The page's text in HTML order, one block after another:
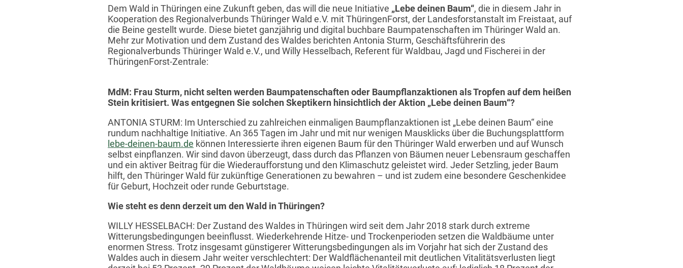
Dem Wald in Thüringen eine Zukunft geben, das will die neue Initiative „Lebe deinen Baum“, die in diesem Jahr in
Kooperation des Regionalverbunds Thüringer Wald e.V. mit ThüringenForst, der Landesforstanstalt im Freistaat, auf
die Beine gestellt wurde. Diese bietet ganzjährig und digital buchbare Baumpatenschaften im Thüringer Wald an.
Mehr zur Motivation und dem Zustand des Waldes berichten Antonia Sturm, Geschäftsführerin des
Regionalverbunds Thüringer Wald e.V., und Willy Hesselbach, Referent für Waldbau, Jagd und Fischerei in der
ThüringenForst-Zentrale:
MdM: Frau Sturm, nicht selten werden Baumpatenschaften oder Baumpflanzaktionen als Tropfen auf dem heißen
Stein kritisiert. Was entgegnen Sie solchen Skeptikern hinsichtlich der Aktion „Lebe deinen Baum“?
ANTONIA STURM: Im Unterschied zu zahlreichen einmaligen Baumpflanzaktionen ist „Lebe deinen Baum“ eine
rundum nachhaltige Initiative. An 365 Tagen im Jahr und mit nur wenigen Mausklicks über die Buchungsplattform
lebe-deinen-baum.de können Interessierte ihren eigenen Baum für den Thüringer Wald erwerben und auf Wunsch
selbst einpflanzen. Wir sind davon überzeugt, dass durch das Pflanzen von Bäumen neuer Lebensraum geschaffen
und ein aktiver Beitrag für die Wiederaufforstung und den Klimaschutz geleistet wird. Jeder Setzling, jeder Baum
hilft, den Thüringer Wald für zukünftige Generationen zu bewahren – und ist zudem eine besondere Geschenkidee
für Geburt, Hochzeit oder runde Geburtstage.
Wie steht es denn derzeit um den Wald in Thüringen?
WILLY HESSELBACH: Der Zustand des Waldes in Thüringen wird seit dem Jahr 2018 stark durch extreme
Witterungsbedingungen beeinflusst. Wiederkehrende Hitze- und Trockenperioden setzen die Waldbäume unter
enormen Stress. Trotz insgesamt günstigerer Witterungsbedingungen als im Vorjahr hat sich der Zustand des
Waldes auch in diesem Jahr weiter verschlechtert: Der Waldflächenanteil mit deutlichen Vitalitätsverlusten liegt